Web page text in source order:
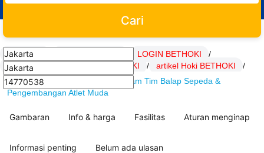
Cari
BETHOKI LOGIN BETHOKI
/
Link BETHOKI
SITUS BETHOKI / artikel Hoki BETHOKI
/
BETHOKI : MBH Bank Cycling Team Tim Balap Sepeda &
Pengembangan Atlet Muda
Gambaran Info & harga Fasilitas Aturan menginap
Informasi penting Belum ada ulasan